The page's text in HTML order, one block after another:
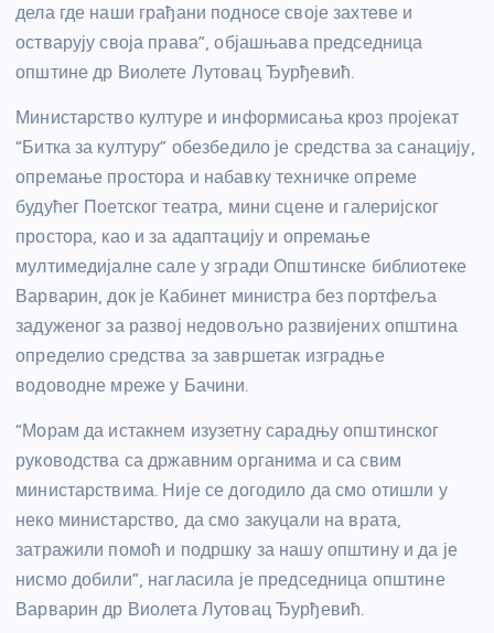
дела где наши грађани подносе своје захтеве и
остварују своја права”, објашњава председница
општине др Виолете Лутовац Ђурђевић.
Министарство културе и информисања кроз пројекат
“Битка за културу” обезбедило је средства за санацију,
опремање простора и набавку техничке опреме
будућег Поетског театра, мини сцене и галеријског
простора, као и за адаптацију и опремање
мултимедијалне сале у згради Општинске библиотеке
Варварин, док је Кабинет министра без портфеља
задуженог за развој недовољно развијених општина
определио средства за завршетак изградње
водоводне мреже у Бачини.
“Морам да истакнем изузетну сарадњу општинског
руководства са државним органима и са свим
министарствима. Није се догодило да смо отишли у
неко министарство, да смо закуцали на врата,
затражили помоћ и подршку за нашу општину и да је
нисмо добили”, нагласила је председница општине
Варварин др Виолета Лутовац Ђурђевић.